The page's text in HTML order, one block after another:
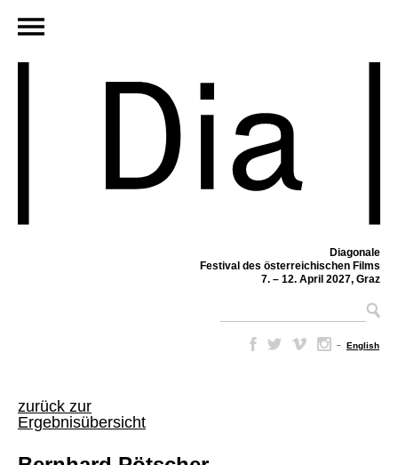
Diagonale
Festival des österreichischen Films
7. – 12. April 2027, Graz
– English
zurück zur
Ergebnisübersicht